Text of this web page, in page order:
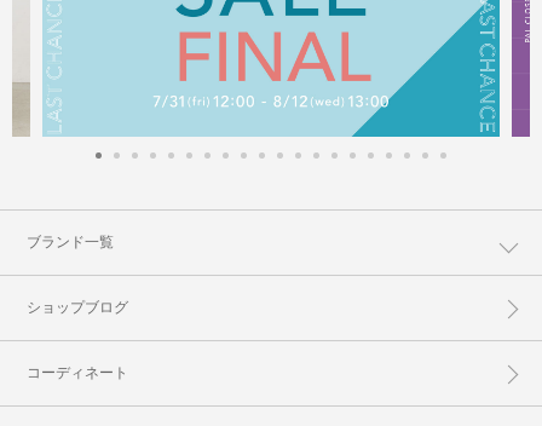
ブランド一覧
ショップブログ
コーディネート